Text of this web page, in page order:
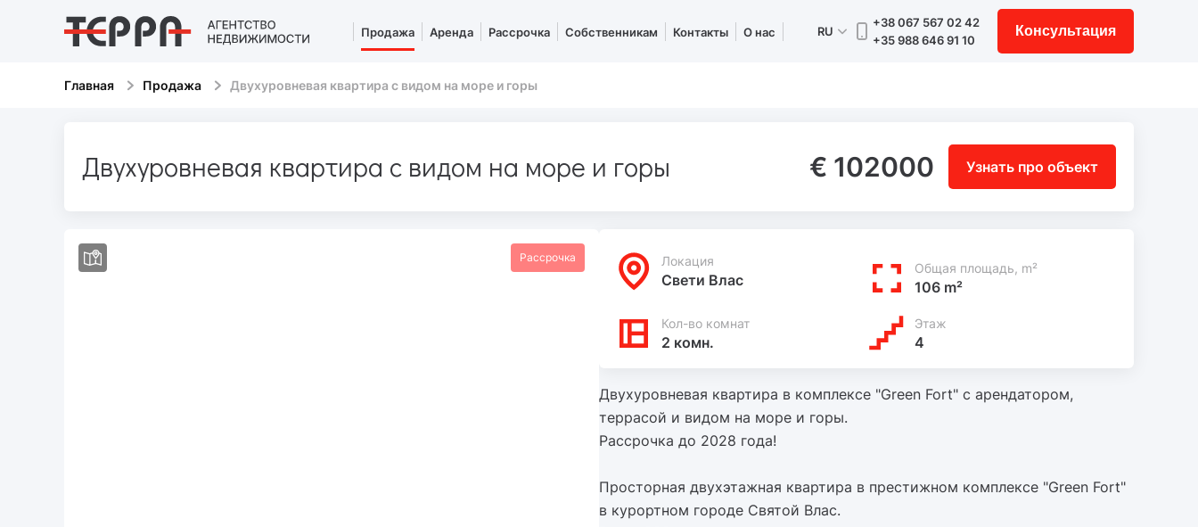
Продажа Аренда Рассрочка Собственникам Контакты О нас RU
+38 067 567 02 42
+35 988 646 91 10
Консультация
Главная Продажа Двухуровневая квартира с видом на море и горы
Двухуровневая квартира с видом на море и горы € 102000 Узнать про объект
Рассрочка Локация
Свети Влас
Общая площадь, m²
106 m²
Кол-во комнат
2 комн.
Этаж
4
Двухуровневая квартира в комплексе "Green Fort" с арендатором,
террасой и видом на море и горы.
Рассрочка до 2028 года!
Просторная двухэтажная квартира в престижном комплексе "Green Fort"
в курортном городе Святой Влас.